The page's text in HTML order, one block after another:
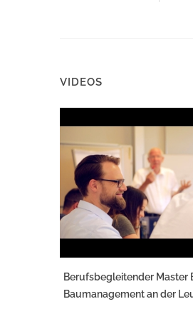
VIDEOS
Berufsbegleitender Master
Baumanagement an der